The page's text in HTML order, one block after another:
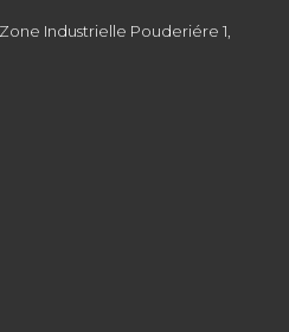
Industrielle Pouderiére 1,